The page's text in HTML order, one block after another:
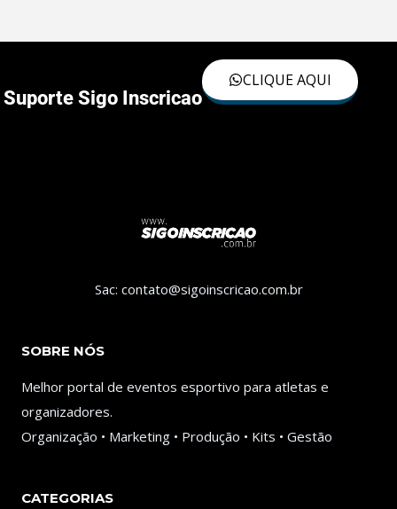
Suporte Sigo Inscricao
CLIQUE AQUI
Sac: contato@sigoinscricao.com.br
SOBRE NÓS
Melhor portal de eventos esportivo para atletas e
organizadores.
Organização • Marketing • Produção • Kits • Gestão
CATEGORIAS